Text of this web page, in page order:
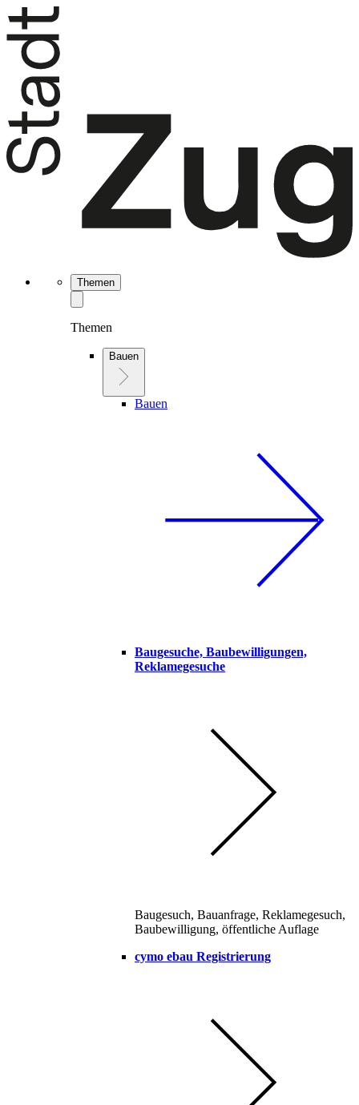
Themen
Themen
Bauen
Bauen
Baugesuche, Baubewilligungen,
Reklamegesuche
Baugesuch, Bauanfrage, Reklamegesuch,
Baubewilligung, öffentliche Auflage
cymo ebau Registrierung